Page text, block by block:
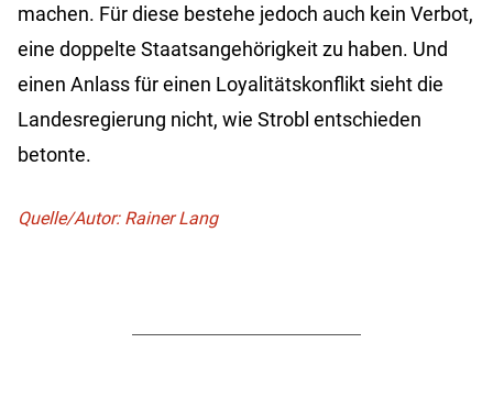
machen. Für diese bestehe jedoch auch kein Verbot,
eine doppelte Staatsangehörigkeit zu haben. Und
einen Anlass für einen Loyalitätskonflikt sieht die
Landesregierung nicht, wie Strobl entschieden
betonte.
Quelle/Autor: Rainer Lang